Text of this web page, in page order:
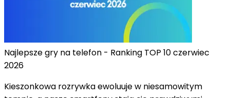
Najlepsze gry na telefon - Ranking TOP 10 czerwiec
2026
Kieszonkowa rozrywka ewoluuje w niesamowitym